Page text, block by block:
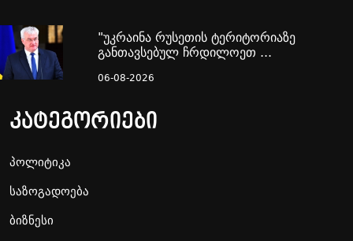
"უკრაინა რუსეთის ტერიტორიაზე
განთავსებულ ჩრდილოეთ ...
06-08-2026
კატეგორიები
პოლიტიკა
საზოგადოება
ბიზნესი